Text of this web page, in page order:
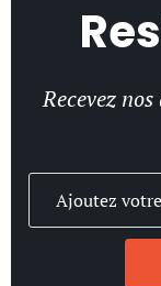
Recevez